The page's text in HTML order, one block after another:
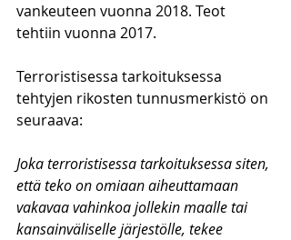
vankeuteen vuonna 2018. Teot
tehtiin vuonna 2017.
Terroristisessa tarkoituksessa
tehtyjen rikosten tunnusmerkistö on
seuraava:
Joka terroristisessa tarkoituksessa siten,
että teko on omiaan aiheuttamaan
vakavaa vahinkoa jollekin maalle tai
kansainväliselle järjestölle, tekee